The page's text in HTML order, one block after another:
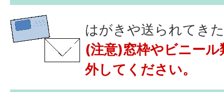
はがきや送られてき
(注意)窓枠やビニー
外してください。